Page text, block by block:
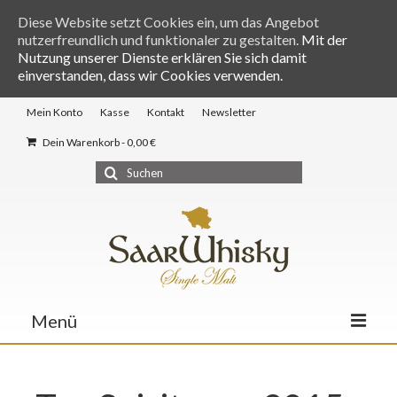
Mein Konto Kasse Kontakt Newsletter
Dein Warenkorb-0,00€
Suche
nach:
Menü
Diese Website setzt Cookies ein, um das Angebot
nutzerfreundlich und funktionaler zu gestalten. Mit der
Nutzung unserer Dienste erklären Sie sich damit
einverstanden, dass wir Cookies verwenden.